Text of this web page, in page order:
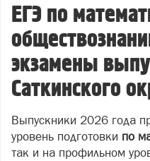
ЕГЭ по
экзамены
Саткинского
Выпускники 2026 года
уровень подготовки по
так и на профильном